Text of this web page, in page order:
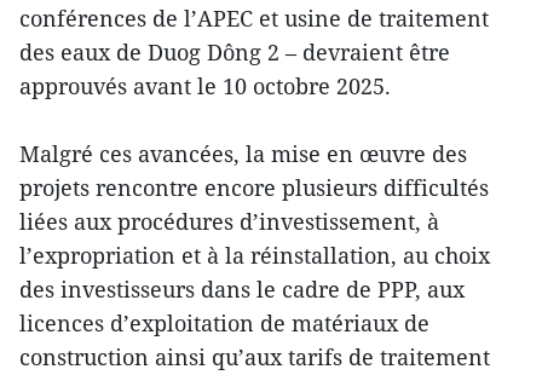
conférences de l’APEC et usine de traitement
des eaux de Duog Dông 2 – devraient être
approuvés avant le 10 octobre 2025.
Malgré ces avancées, la mise en œuvre des
projets rencontre encore plusieurs difficultés
liées aux procédures d’investissement, à
l’expropriation et à la réinstallation, au choix
des investisseurs dans le cadre de PPP, aux
licences d’exploitation de matériaux de
construction ainsi qu’aux tarifs de traitement